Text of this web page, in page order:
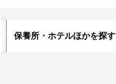
保養所・ホテルほかを探す